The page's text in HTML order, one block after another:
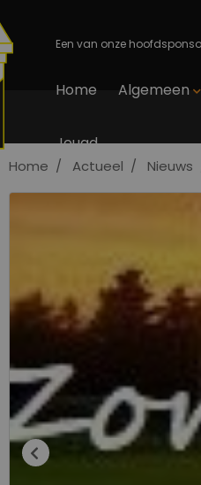
Een van onze
Home Algemeen
Jeugd
Home Actueel Nieuws